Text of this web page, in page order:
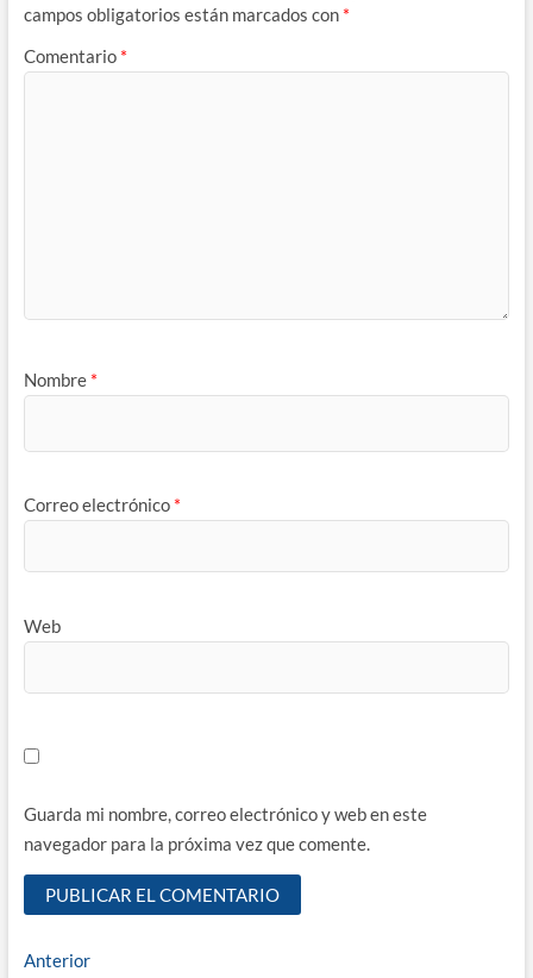
campos obligatorios están marcados con *
Comentario *
Nombre *
Correo electrónico *
Web
Guarda mi nombre, correo electrónico y web en este
navegador para la próxima vez que comente.
Navegación
AnteriorEntrada